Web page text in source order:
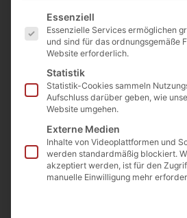
€
Preis/
€
Beschreibung
Es folgt eine Liste der
Essenziell
Essenzielle Services ermöglichen
und sind für das ordnungsgemäße
Website erforderlich.
Statistik
Statistik-Cookies sammeln
Aufschluss darüber geben, wie
Website umgehen.
Externe Medien
Inhalte von Videoplattformen und
werden standardmäßig blockiert.
akzeptiert werden, ist für den
manuelle Einwilligung mehr